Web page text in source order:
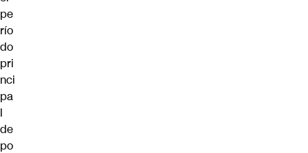
pe
río
do
pri
nci
pa
l
de
po